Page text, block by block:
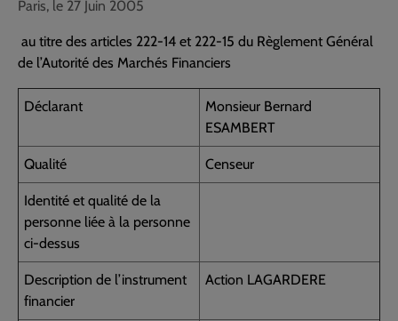
Paris, le 27 Juin 2005
au titre des articles 222-14 et 222-15 du Règlement Général
de l’Autorité des Marchés Financiers
Déclarant
Monsieur Bernard
ESAMBERT
Qualité Censeur
Identité et qualité de la
personne liée à la personne
ci-dessus
Description de l’instrument
financier
Action LAGARDERE